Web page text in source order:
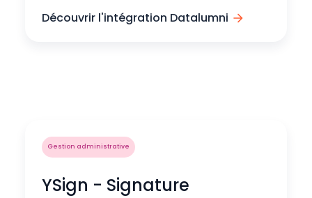
Découvrir l'intégration Datalumni
Gestion administrative
YSign - Signature